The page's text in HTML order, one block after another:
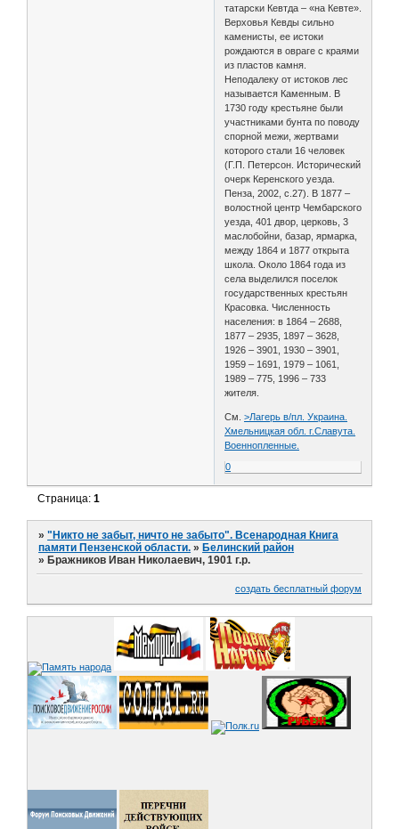
татарски Кевтда – «на Кевте».
Верховья Кевды сильно
каменисты, ее истоки
рождаются в овраге с краями
из пластов камня.
Неподалеку от истоков лес
называется Каменным. В
1730 году крестьяне были
участниками бунта по поводу
спорной межи, жертвами
которого стали 16 человек
(Г.П. Петерсон. Исторический
очерк Керенского уезда.
Пенза, 2002, с.27). В 1877 –
волостной центр Чембарского
уезда, 401 двор, церковь, 3
маслобойни, базар, ярмарка,
между 1864 и 1877 открыта
школа. Около 1864 года из
села выделился поселок
государственных крестьян
Красовка. Численность
населения: в 1864 – 2688,
1877 – 2935, 1897 – 3628,
1926 – 3901, 1930 – 3901,
1959 – 1691, 1979 – 1061,
1989 – 775, 1996 – 733
жителя.
См.>Лагерь в/пл. Украина.
Хмельницкая обл. г.Славута.
Военнопленные.
0
Страница:1
»"Никто не забыт, ничто не забыто". Всенародная Книга
памяти Пензенской области. » Белинский район
» Бражников Иван Николаевич, 1901 г.р.
создать бесплатный форум